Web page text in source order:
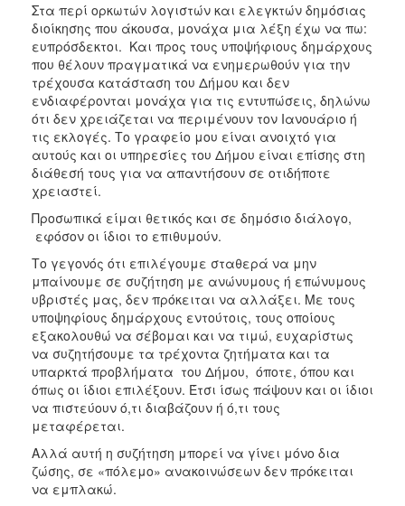
Στα περί ορκωτών λογιστών και ελεγκτών δημόσιας
διοίκησης που άκουσα, μονάχα μια λέξη έχω να πω:
ευπρόσδεκτοι. Και προς τους υποψήφιους δημάρχους
που θέλουν πραγματικά να ενημερωθούν για την
τρέχουσα κατάσταση του Δήμου και δεν
ενδιαφέρονται μονάχα για τις εντυπώσεις, δηλώνω
ότι δεν χρειάζεται να περιμένουν τον Ιανουάριο ή
τις εκλογές. Το γραφείο μου είναι ανοιχτό για
αυτούς και οι υπηρεσίες του Δήμου είναι επίσης στη
διάθεσή τους για να απαντήσουν σε οτιδήποτε
χρειαστεί.
Προσωπικά είμαι θετικός και σε δημόσιο διάλογο,
εφόσον οι ίδιοι το επιθυμούν.
Το γεγονός ότι επιλέγουμε σταθερά να μην
μπαίνουμε σε συζήτηση με ανώνυμους ή επώνυμους
υβριστές μας, δεν πρόκειται να αλλάξει. Με τους
υποψηφίους δημάρχους εντούτοις, τους οποίους
εξακολουθώ να σέβομαι και να τιμώ, ευχαρίστως
να συζητήσουμε τα τρέχοντα ζητήματα και τα
υπαρκτά προβλήματα του Δήμου, όποτε, όπου και
όπως οι ίδιοι επιλέξουν. Έτσι ίσως πάψουν και οι ίδιοι
να πιστεύουν ό,τι διαβάζουν ή ό,τι τους
μεταφέρεται.
Αλλά αυτή η συζήτηση μπορεί να γίνει μόνο δια
ζώσης, σε «πόλεμο» ανακοινώσεων δεν πρόκειται
να εμπλακώ.